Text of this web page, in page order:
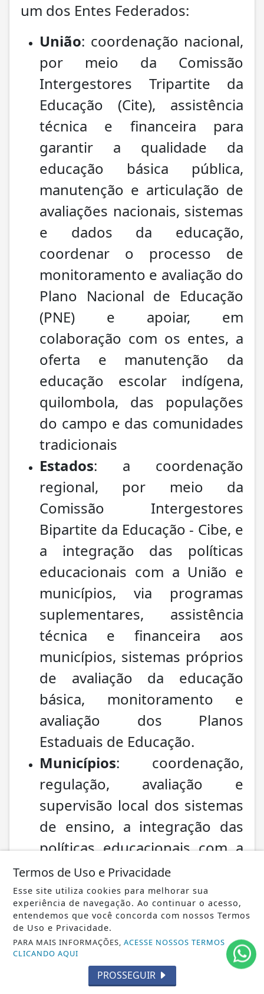
um dos Entes Federados:
União: coordenação nacional,
por meio da Comissão
Intergestores Tripartite da
Educação (Cite), assistência
técnica e financeira para
garantir a qualidade da
educação básica pública,
manutenção e articulação de
avaliações nacionais, sistemas
e dados da educação,
coordenar o processo de
monitoramento e avaliação do
Plano Nacional de Educação
(PNE) e apoiar, em
colaboração com os entes, a
oferta e manutenção da
educação escolar indígena,
quilombola, das populações
do campo e das comunidades
tradicionais
Estados: a coordenação
regional, por meio da
Comissão Intergestores
Bipartite da Educação - Cibe, e
a integração das políticas
educacionais com a União e
municípios, via programas
suplementares, assistência
técnica e financeira aos
municípios, sistemas próprios
de avaliação da educação
básica, monitoramento e
avaliação dos Planos
Estaduais de Educação.
Municípios: coordenação,
regulação, avaliação e
supervisão local dos sistemas
de ensino, a integração das
políticas educacionais com a
União e estados,
monitoramento dos Planos
Municipais de Educação. Há
também a garantia expressa
da possibilidade de formas de
associação federativa para
Termos de Uso e Privacidade
Esse site utiliza cookies para melhorar sua
experiência de navegação. Ao continuar o acesso,
entendemos que você concorda com nossos Termos
de Uso e Privacidade.
PARA MAIS INFORMAÇÕES,ACESSE NOSSOS TERMOS
CLICANDO AQUI
PROSSEGUIR